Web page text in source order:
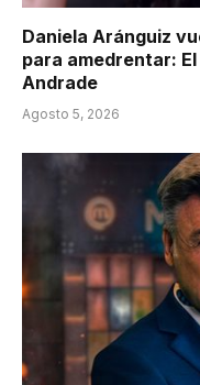
Daniela Aránguiz
para amedrentar:
Andrade
Agosto 5, 2026